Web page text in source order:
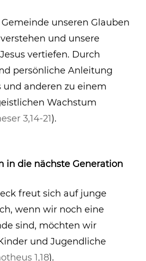
unseren Glauben
und unsere
vertiefen. Durch
persönliche Anleitung
anderen zu einem
Wachstum
3,14-21).
in die nächste Generation
freut sich auf junge
wenn wir noch eine
sind, möchten wir
und Jugendliche
1,18).